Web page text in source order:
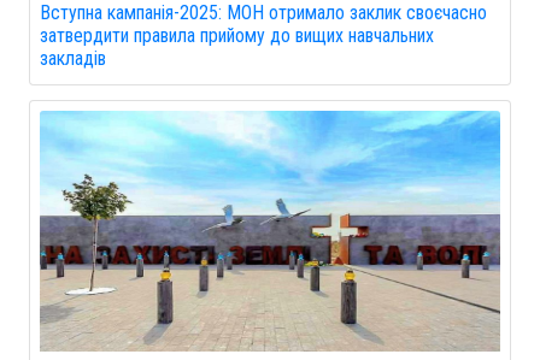
Вступна кампанія-2025: МОН отримало заклик своєчасно
затвердити правила прийому до вищих навчальних
закладів